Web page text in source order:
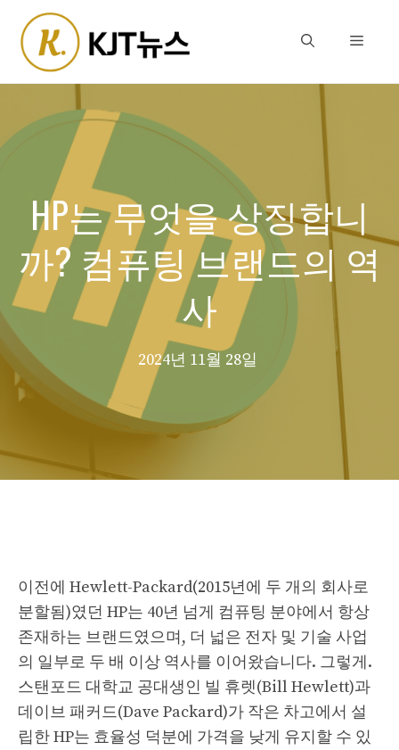
content
Menu
HP는 무엇을 상징합니
까? 컴퓨팅 브랜드의 역
사
2024년 11월 28일
이전에 Hewlett-Packard(2015년에 두 개의 회사로
분할됨)였던 HP는 40년 넘게 컴퓨팅 분야에서 항상
존재하는 브랜드였으며, 더 넓은 전자 및 기술 사업
의 일부로 두 배 이상 역사를 이어왔습니다. 그렇게.
스탠포드 대학교 공대생인 빌 휴렛(Bill Hewlett)과
데이브 패커드(Dave Packard)가 작은 차고에서 설
립한 HP는 효율성 덕분에 가격을 낮게 유지할 수 있